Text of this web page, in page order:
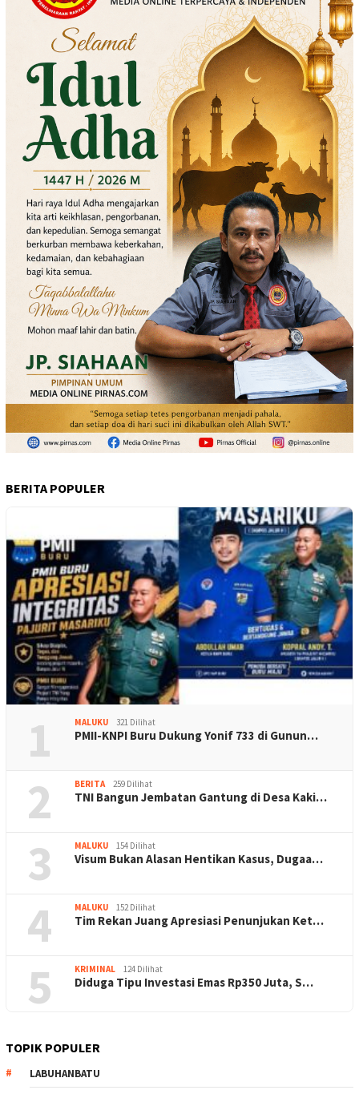
BERITA POPULER
1 MALUKU 321 Dilihat
PMII-KNPI Buru Dukung Yonif 733 di Gunun…
2 BERITA 259 Dilihat
TNI Bangun Jembatan Gantung di Desa Kaki…
3 MALUKU 154 Dilihat
Visum Bukan Alasan Hentikan Kasus, Dugaa…
4 MALUKU 152 Dilihat
Tim Rekan Juang Apresiasi Penunjukan Ket…
5 KRIMINAL 124 Dilihat
Diduga Tipu Investasi Emas Rp350 Juta, S…
TOPIK POPULER
LABUHANBATU